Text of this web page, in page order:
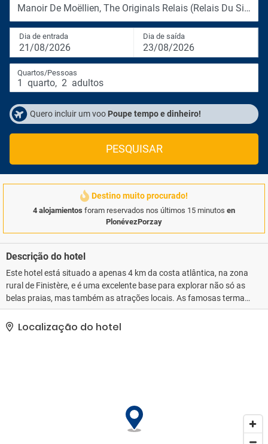
Manoir De Moëllien, The Originals Relais (Relais Du
Dia de entrada
21/08/2026
Dia de saída
23/08/2026
Quartos/Pessoas
1 quarto, 2 adultos
Quero incluir um voo Poupe tempo e dinheiro!
PESQUISAR
Destino muito procurado!
4 alojamientos foram reservados nos últimos 15 minutos en
PlonévezPorzay
Descrição do hotel
Este hotel está situado a apenas 4 km da costa atlântica, na zona
rural de Finistère, e é uma excelente base para explorar não só as
belas praias, mas também as atrações locais. As famosas termas
de Douarnenez ficam a 12 km do hotel e as lojas de faiança de
Guimper, populares entre os turistas na área, ficam a 20 km de
distância. A fachada encantadora, situada em meio a vegetação
Localização do hotel